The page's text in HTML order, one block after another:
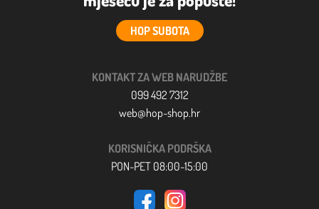
HOP SUBOTA
KONTAKT ZA WEB NARUDŽBE
099 492 7312
web@hop-shop.hr
KORISNIČKA PODRŠKA
PON-PET 08:00-15:00